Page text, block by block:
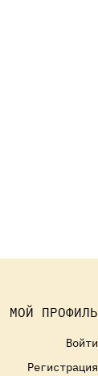
МОЙ ПРОФИЛЬ
Войти
Регистрация